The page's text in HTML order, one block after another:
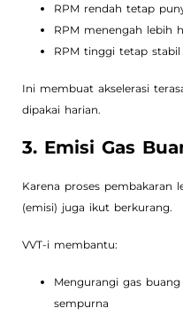
RPM rendah tetap
RPM menengah lebih
RPM tinggi tetap
Ini membuat akselerasi
dipakai harian.
3. Emisi Gas
Karena proses pembakaran
(emisi) juga ikut berkurang.
VVT-i membantu:
Mengurangi gas
sempurna